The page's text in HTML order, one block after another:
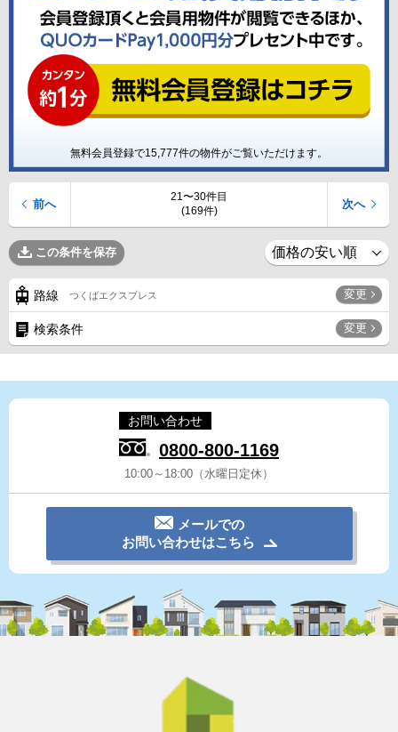
無料会員登録で15,777件の物件がご覧いただけます。
21〜30件目
(169件)
前へ 次へ
この条件を保存
路線 つくばエクスプレス 変更
検索条件 変更
お問い合わせ
0800-800-1169
10:00～18:00（水曜日定休）
メールでの
お問い合わせはこちら